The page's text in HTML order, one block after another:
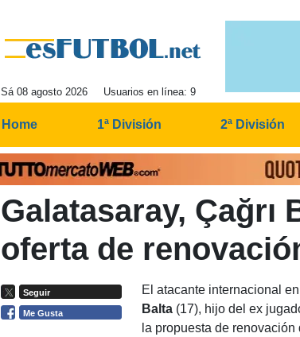
Sá 08 agosto 2026 Usuarios en línea: 9
Home 1ª División 2ª División
Galatasaray, Çağrı
oferta de
Seguir
Me Gusta
El atacante internacional
Balta (17), hijo del ex
la propuesta de